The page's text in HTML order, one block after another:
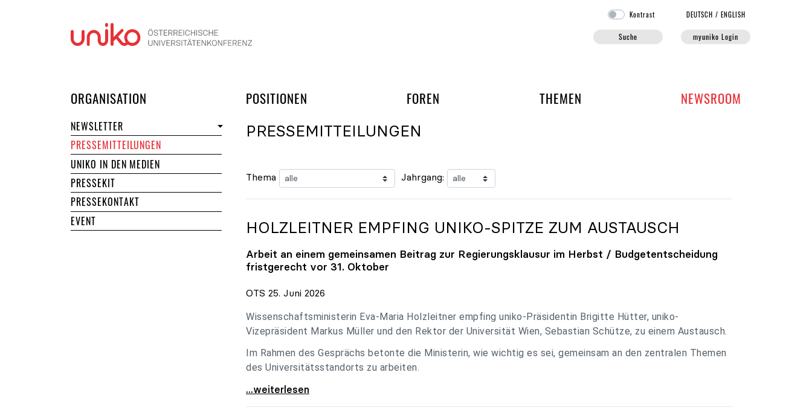
Kontrast DEUTSCH /ENGLISH
Suche myuniko Login
ORGANISATION POSITIONEN FOREN UND ARBEITSGRUPPEN DER UNIKO
THEMEN NEWSROOM
NEWSLETTER
PRESSEMITTEILUNGEN
UNIKO IN DEN MEDIEN
PRESSEKIT
PRESSEKONTAKT
EVENT
PRESSEMITTEILUNGEN
Thema Jahrgang:
HOLZLEITNER EMPFING UNIKO-SPITZE ZUM AUSTAUSCH
Arbeit an einem gemeinsamen Beitrag zur Regierungsklausur im Herbst / Budgetentscheidung
fristgerecht vor 31. Oktober
OTS 25. Juni 2026
Wissenschaftsministerin Eva-Maria Holzleitner empfing uniko-Präsidentin Brigitte Hütter, uniko-
Vizepräsident Markus Müller und den Rektor der Universität Wien, Sebastian Schütze, zu einem Austausch.
Im Rahmen des Gesprächs betonte die Ministerin, wie wichtig es sei, gemeinsam an den zentralen Themen
des Universitätsstandorts zu arbeiten.
Holzleitner empfing uniko-Spitze zum Austausch
...weiterlesen